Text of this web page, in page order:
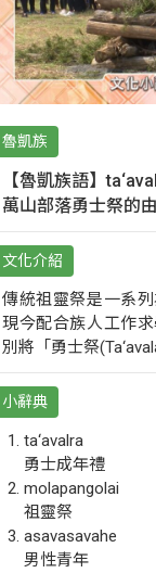
魯凱族
【魯凱族語】
萬山部落勇士祭的
文化介紹
傳統祖靈祭是一系
現今配合族人工作
別將「勇士祭
小辭典
ta‘avalra
勇士成年禮
molapangolai
祖靈祭
asavasavahe
男性青年